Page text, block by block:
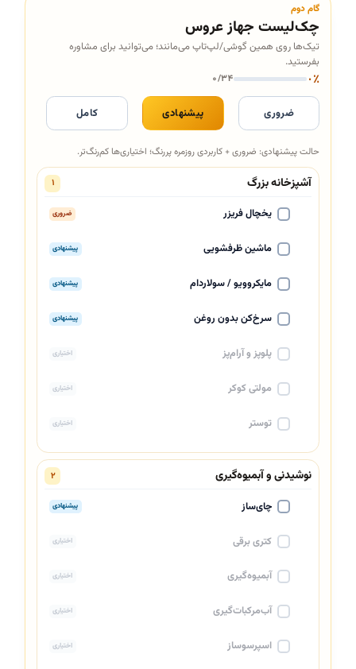
گام دوم
چک‌لیست جهاز عروس
تیک‌ها روی همین گوشی/لپ‌تاپ می‌مانند؛ می‌توانید برای مشاوره
بفرستید.
۰٪ ۰/۳۴
ضروری پیشنهادی کامل
حالت پیشنهادی: ضروری + کاربردی روزمره پررنگ؛ اختیاری‌ها کم‌رنگ‌تر.
آشپزخانه بزرگ ۱
یخچال فریزر ضروری
ماشین ظرفشویی پیشنهادی
مایکروویو / سولاردام پیشنهادی
سرخ‌کن بدون روغن پیشنهادی
پلوپز و آرام‌پز اختیاری
مولتی کوکر اختیاری
توستر اختیاری
نوشیدنی و آبمیوه‌گیری ۲
چای‌ساز پیشنهادی
کتری برقی اختیاری
آبمیوه‌گیری اختیاری
آب‌مرکبات‌گیری اختیاری
اسپرسوساز اختیاری